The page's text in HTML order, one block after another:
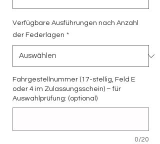
Verfügbare Ausführungen nach Anzahl
der Federlagen *
Fahrgestellnummer (17-stellig, Feld E
oder 4 im Zulassungsschein) – für
Auswahlprüfung: (optional)
0/20